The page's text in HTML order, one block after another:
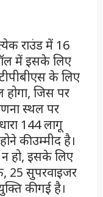
राउंड में 16
में इसके लिए
के लिए
जिस पर
स्थल पर
144 लागू
की उम्मीद है।
हो, इसके लिए
25 सुपरवाइजर
की गई है।